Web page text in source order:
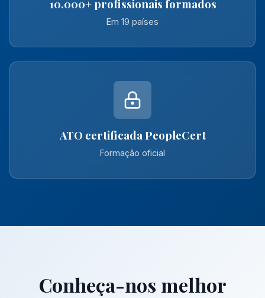
10.000+ profissionais formados
Em 19 países
ATO certificada PeopleCert
Formação oficial
Conheça-nos melhor